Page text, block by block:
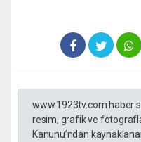
www.1923tv.com haber
resim, grafik ve
Kanunu’ndan